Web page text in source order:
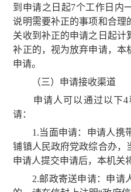
到申请之日起7个工作日内
说明需要补正的事项和合理
关收到补正的申请之日起计
补正的，视为放弃申请，本
申请。
（三）申请接收渠道
申请人可以通过以下4
请：
1.当面申请：申请人携
铺镇人民政府党政综合办，
申请人提交申请后，本机关
2.邮政寄送申请：申请